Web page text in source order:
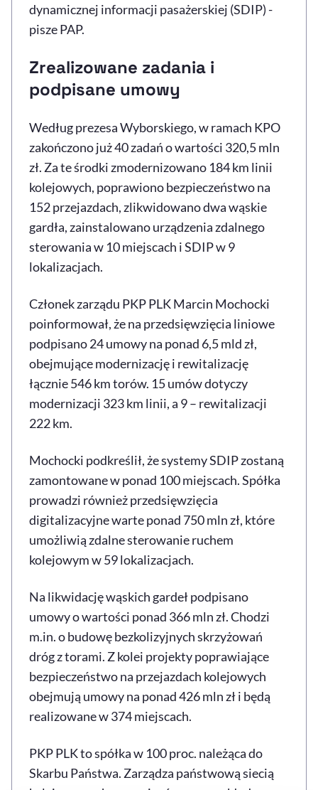
dynamicznej informacji pasażerskiej (SDIP) -
pisze PAP.
Zrealizowane zadania i
podpisane umowy
Według prezesa Wyborskiego, w ramach KPO
zakończono już 40 zadań o wartości 320,5 mln
zł. Za te środki zmodernizowano 184 km linii
kolejowych, poprawiono bezpieczeństwo na
152 przejazdach, zlikwidowano dwa wąskie
gardła, zainstalowano urządzenia zdalnego
sterowania w 10 miejscach i SDIP w 9
lokalizacjach.
Członek zarządu PKP PLK Marcin Mochocki
poinformował, że na przedsięwzięcia liniowe
podpisano 24 umowy na ponad 6,5 mld zł,
obejmujące modernizację i rewitalizację
łącznie 546 km torów. 15 umów dotyczy
modernizacji 323 km linii, a 9 – rewitalizacji
222 km.
Mochocki podkreślił, że systemy SDIP zostaną
zamontowane w ponad 100 miejscach. Spółka
prowadzi również przedsięwzięcia
digitalizacyjne warte ponad 750 mln zł, które
umożliwią zdalne sterowanie ruchem
kolejowym w 59 lokalizacjach.
Na likwidację wąskich gardeł podpisano
umowy o wartości ponad 366 mln zł. Chodzi
m.in. o budowę bezkolizyjnych skrzyżowań
dróg z torami. Z kolei projekty poprawiające
bezpieczeństwo na przejazdach kolejowych
obejmują umowy na ponad 426 mln zł i będą
realizowane w 374 miejscach.
PKP PLK to spółka w 100 proc. należąca do
Skarbu Państwa. Zarządza państwową siecią